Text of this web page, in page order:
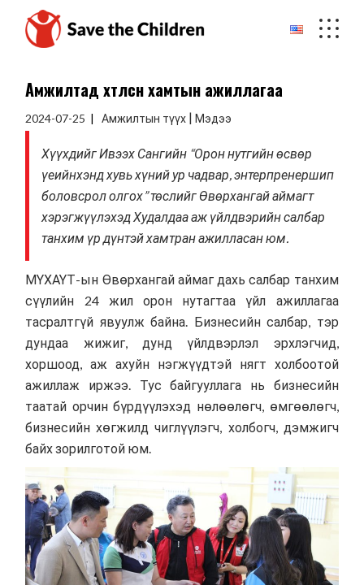
content
Амжилтад хөтөлсөн хамтын ажиллагаа
2024-07-25 Амжилтын түүх |Мэдээ
Хүүхдийг Ивээх Сангийн “Орон нутгийн өсвөр
үеийнхэнд хувь хүний ур чадвар, энтерпренершип
боловсрол олгох” төслийг Өвөрхангай аймагт
хэрэгжүүлэхэд Худалдаа аж үйлдвэрийн салбар
танхим үр дүнтэй хамтран ажилласан юм.
МҮХАҮТ-ын Өвөрхангай аймаг дахь салбар танхим
сүүлийн 24 жил орон нутагтаа үйл ажиллагаа
тасралтгүй явуулж байна. Бизнесийн салбар, тэр
дундаа жижиг, дунд үйлдвэрлэл эрхлэгчид,
хоршоод, аж ахуйн нэгжүүдтэй нягт холбоотой
ажиллаж иржээ. Тус байгууллага нь бизнесийн
таатай орчин бүрдүүлэхэд нөлөөлөгч, өмгөөлөгч,
бизнесийн хөгжилд чиглүүлэгч, холбогч, дэмжигч
байх зорилготой юм.